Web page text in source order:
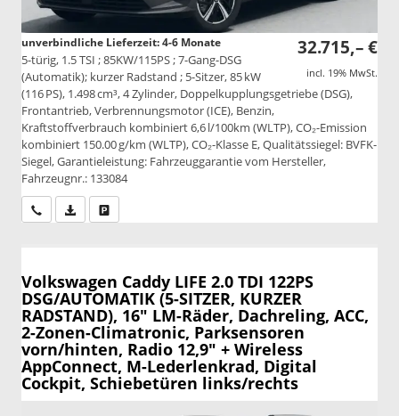
32.715,– €
incl. 19% MwSt.
unverbindliche Lieferzeit: 4-6 Monate
5-türig, 1.5 TSI ; 85KW/115PS ; 7-Gang-DSG
(Automatik); kurzer Radstand ; 5-Sitzer, 85 kW
(116 PS), 1.498 cm³, 4 Zylinder, Doppelkupplungsgetriebe (DSG),
Frontantrieb, Verbrennungsmotor (ICE), Benzin,
Kraftstoffverbrauch kombiniert 6,6 l/100km (WLTP), CO₂-Emission
kombiniert 150.00 g/km (WLTP), CO₂-Klasse E, Qualitätssiegel: BVFK-
Siegel, Garantieleistung: Fahrzeuggarantie vom Hersteller,
Fahrzeugnr.: 133084
Wir rufen Sie anPDF-Datei, Fahrzeugexposé drucken
Volkswagen Caddy LIFE 2.0 TDI 122PS
DSG/AUTOMATIK (5-SITZER, KURZER
RADSTAND), 16" LM-Räder, Dachreling, ACC,
2-Zonen-Climatronic, Parksensoren
vorn/hinten, Radio 12,9" + Wireless
AppConnect, M-Lederlenkrad, Digital
Cockpit, Schiebetüren links/rechts